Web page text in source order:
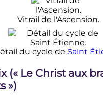
Vitrail de l'Ascension.
du cycle de Saint
(« Le Christ aux
»)